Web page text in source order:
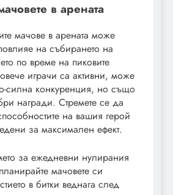
в арената
мачове в арената може
на събирането на
по време на пиковите
играчи са активни, може
силна конкуренция, но също
награди. Стремете се да
на вашия герой
за максимален ефект.
за ежедневни нулирания
мачовете си
в битки веднага след